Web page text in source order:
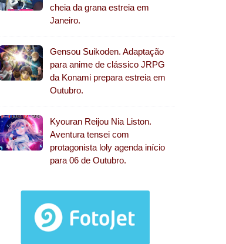
cheia da grana estreia em
Janeiro.
Gensou Suikoden. Adaptação
para anime de clássico JRPG
da Konami prepara estreia em
Outubro.
Kyouran Reijou Nia Liston.
Aventura tensei com
protagonista loly agenda início
para 06 de Outubro.